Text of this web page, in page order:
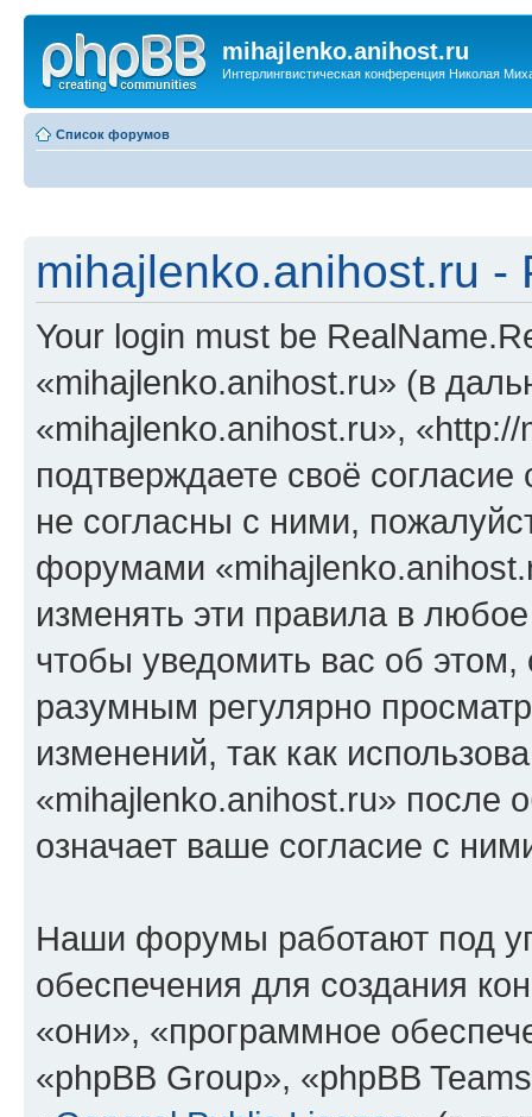
mihajlenko.anihost.ru
Интерлингвистическая конференция Николая
Список форумов
mihajlenko.anihost.ru -
Your login must be
«mihajlenko.anihost.ru» (в
«mihajlenko.anihost.ru»,
подтверждаете своё
не согласны с ними,
форумами
изменять эти правила в
чтобы уведомить вас об
разумным регулярно
изменений, так как
«mihajlenko.anihost.ru» после
означает ваше согласие с
Наши форумы работают под
обеспечения для создания
«они», «программное
«phpBB Group», «phpBB